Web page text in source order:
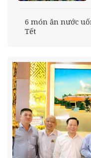
6 món ăn nước
Tết